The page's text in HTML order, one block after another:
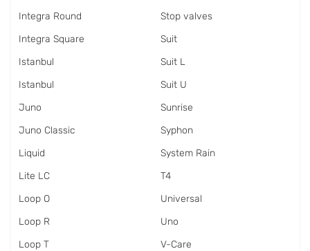
Integra Round
Integra Square
Istanbul
Istanbul
Juno
Juno Classic
Liquid
Lite LC
Loop O
Loop R
Loop T
Stop valves
Suit
Suit L
Suit U
Sunrise
Syphon
System Rain
T4
Universal
Uno
V-Care